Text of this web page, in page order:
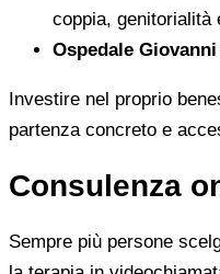
coppia, genitorialità
Ospedale
Investire nel proprio
partenza concreto e
Consulenza
Sempre più persone